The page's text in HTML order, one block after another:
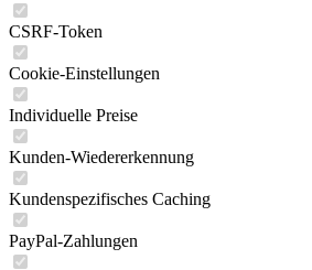
CSRF-Token
Cookie-Einstellungen
Individuelle Preise
Kunden-Wiedererkennung
Kundenspezifisches Caching
PayPal-Zahlungen